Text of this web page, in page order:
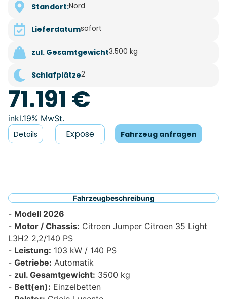
Standort:Nord
Lieferdatumsofort
zul. Gesamtgewicht3.500 kg
Schlafplätze2
71.191 €
19% MwSt.
Details
Expose Fahrzeug anfragen
Fahrzeugbeschreibung
Modell 2026
Motor / Chassis: Citroen Jumper Citroen 35 Light
L3H2 2,2/140 PS
Leistung: 103 kW / 140 PS
Getriebe: Automatik
zul. Gesamtgewicht: 3500 kg
Bett(en): Einzelbetten